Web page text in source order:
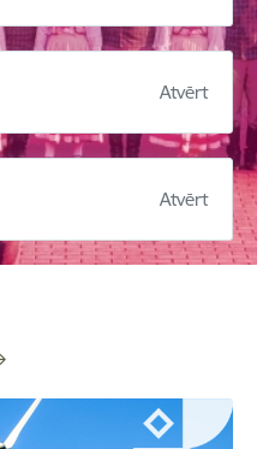
Atvērt
Atvērt